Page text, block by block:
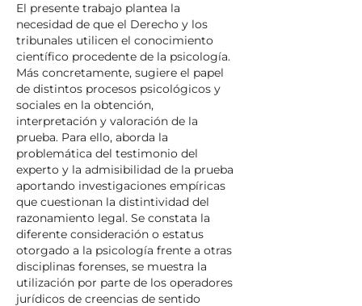
El presente trabajo plantea la
necesidad de que el Derecho y los
tribunales utilicen el conocimiento
científico procedente de la psicología.
Más concretamente, sugiere el papel
de distintos procesos psicológicos y
sociales en la obtención,
interpretación y valoración de la
prueba. Para ello, aborda la
problemática del testimonio del
experto y la admisibilidad de la prueba
aportando investigaciones empíricas
que cuestionan la distintividad del
razonamiento legal. Se constata la
diferente consideración o estatus
otorgado a la psicología frente a otras
disciplinas forenses, se muestra la
utilización por parte de los operadores
jurídicos de creencias de sentido